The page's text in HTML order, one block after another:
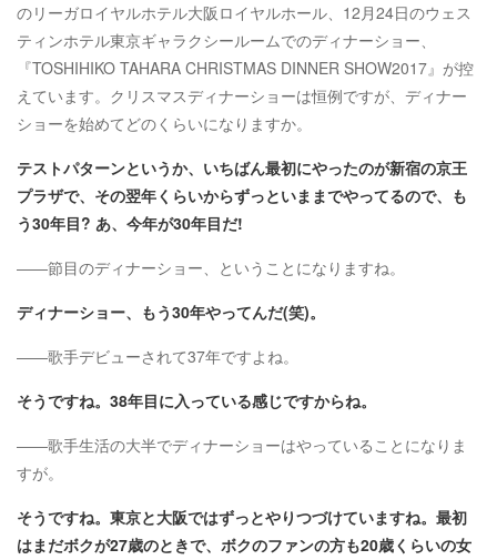
のリーガロイヤルホテル大阪ロイヤルホール、12月24日のウェス
ティンホテル東京ギャラクシールームでのディナーショー、
『TOSHIHIKO TAHARA CHRISTMAS DINNER SHOW2017』が控
えています。クリスマスディナーショーは恒例ですが、ディナー
ショーを始めてどのくらいになりますか。
テストパターンというか、いちばん最初にやったのが新宿の京王
プラザで、その翌年くらいからずっといままでやってるので、も
う30年目? あ、今年が30年目だ!
――節目のディナーショー、ということになりますね。
ディナーショー、もう30年やってんだ(笑)。
――歌手デビューされて37年ですよね。
そうですね。38年目に入っている感じですからね。
――歌手生活の大半でディナーショーはやっていることになりま
すが。
そうですね。東京と大阪ではずっとやりつづけていますね。最初
はまだボクが27歳のときで、ボクのファンの方も20歳くらいの女